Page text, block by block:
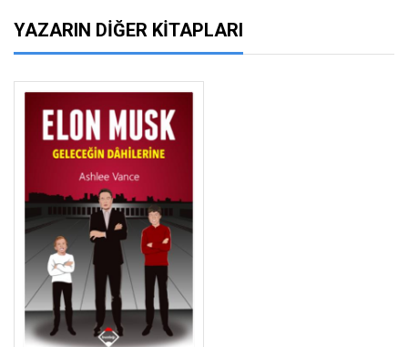
YAZARIN DIĞER KITAPLARI